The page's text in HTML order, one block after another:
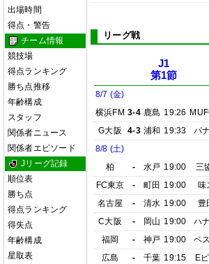
出場時間
得点・警告
チーム情報
競技場
得点ランキング
勝ち点推移
年齢構成
スタッフ
関係者ニュース
関係者エピソード
Jリーグ記録
順位表
勝ち点
得点ランキング
得失点
年齢構成
星取表
リーグ戦
J1
第1節
8/7 (金)
横浜FM 3-4 鹿島 19:26
G大阪
4-3 浦和 19:33
パ
8/8 (土)
柏
- 水戸 19:00
三
FC東京
- 町田 19:00
味
名古屋
- 清水 19:00
豊
C大阪
- 岡山 19:00
ハ
福岡
- 神戸 19:00
ベ
広島
- 千葉 19:15
E